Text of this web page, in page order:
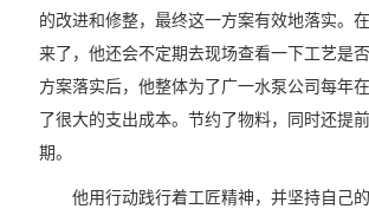
的改进和修整，最终这一方案有效地落实。
来了，他还会不定期去现场查看一下工艺是
方案落实后，他整体为了广一水泵公司每年
了很大的支出成本。节约了物料，同时还提
期。
他用行动践行着工匠精神，并坚持自己